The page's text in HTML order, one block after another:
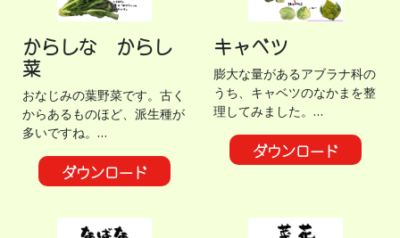
からしな からし
菜
おなじみの葉野菜です。古く
からあるものほど、派生種が
多いですね。…
ダウンロード
キャベツ
膨大な量があるアブラナ科の
うち、キャベツのなかまを整
理してみました。…
ダウンロード